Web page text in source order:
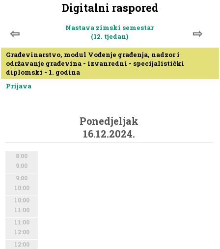
Digitalni raspored
⇦
Nastava zimski semestar
(12. tjedan)
⇨
Građevinarstvo, modul Vođenje građenja, nadzor i
održavanje građevina - izvanredni - specijalistički
diplomski - 1. godina
Prijava
Ponedjeljak
16.12.2024.
8:00
9:00
9:00
10:00
10:00
11:00
11:00
12:00
12:00